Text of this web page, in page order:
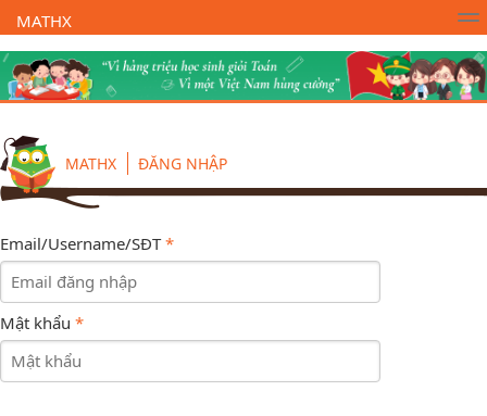
MATHX
Trường Toán Online MATHX Học toán - Lớp 1
MATHX ĐĂNG NHẬP
Email/Username/SĐT*
Mật khẩu *